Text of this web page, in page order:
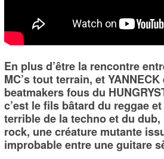
En plus d’être la rencontre
MC’s tout terrain, et
beatmakers fous du
c’est le fils bâtard du reggae
terrible de la techno et du
rock, une créature mutante
improbable entre une guitare